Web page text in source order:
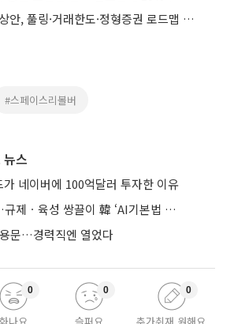
STO 하위법규 예상안, 풀링·거래한도·정형증권 로드맵 제시
#스페이스리볼버
스
가 네이버에 100억달러 투자한 이유
“족쇄냐 날개냐”…규제ㆍ육성 쌍끌이 韓 ‘AI기본법 개정안’ 오늘 시행
문…경력직엔 열었다
0 0 0